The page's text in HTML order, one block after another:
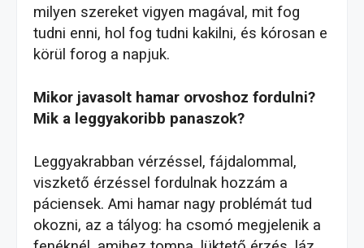
milyen szereket vigyen magával, mit fog
tudni enni, hol fog tudni kakilni, és kórosan e
körül forog a napjuk.
Mikor javasolt hamar orvoshoz fordulni?
Mik a leggyakoribb panaszok?
Leggyakrabban vérzéssel, fájdalommal,
viszkető érzéssel fordulnak hozzám a
páciensek. Ami hamar nagy problémát tud
okozni, az a tályog: ha csomó megjelenik a